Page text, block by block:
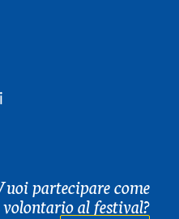
partecipare come
volontario al festival?